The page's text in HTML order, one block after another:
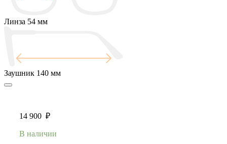
Линза 54 мм
Заушник 140 мм
14 900 ₽
В наличии